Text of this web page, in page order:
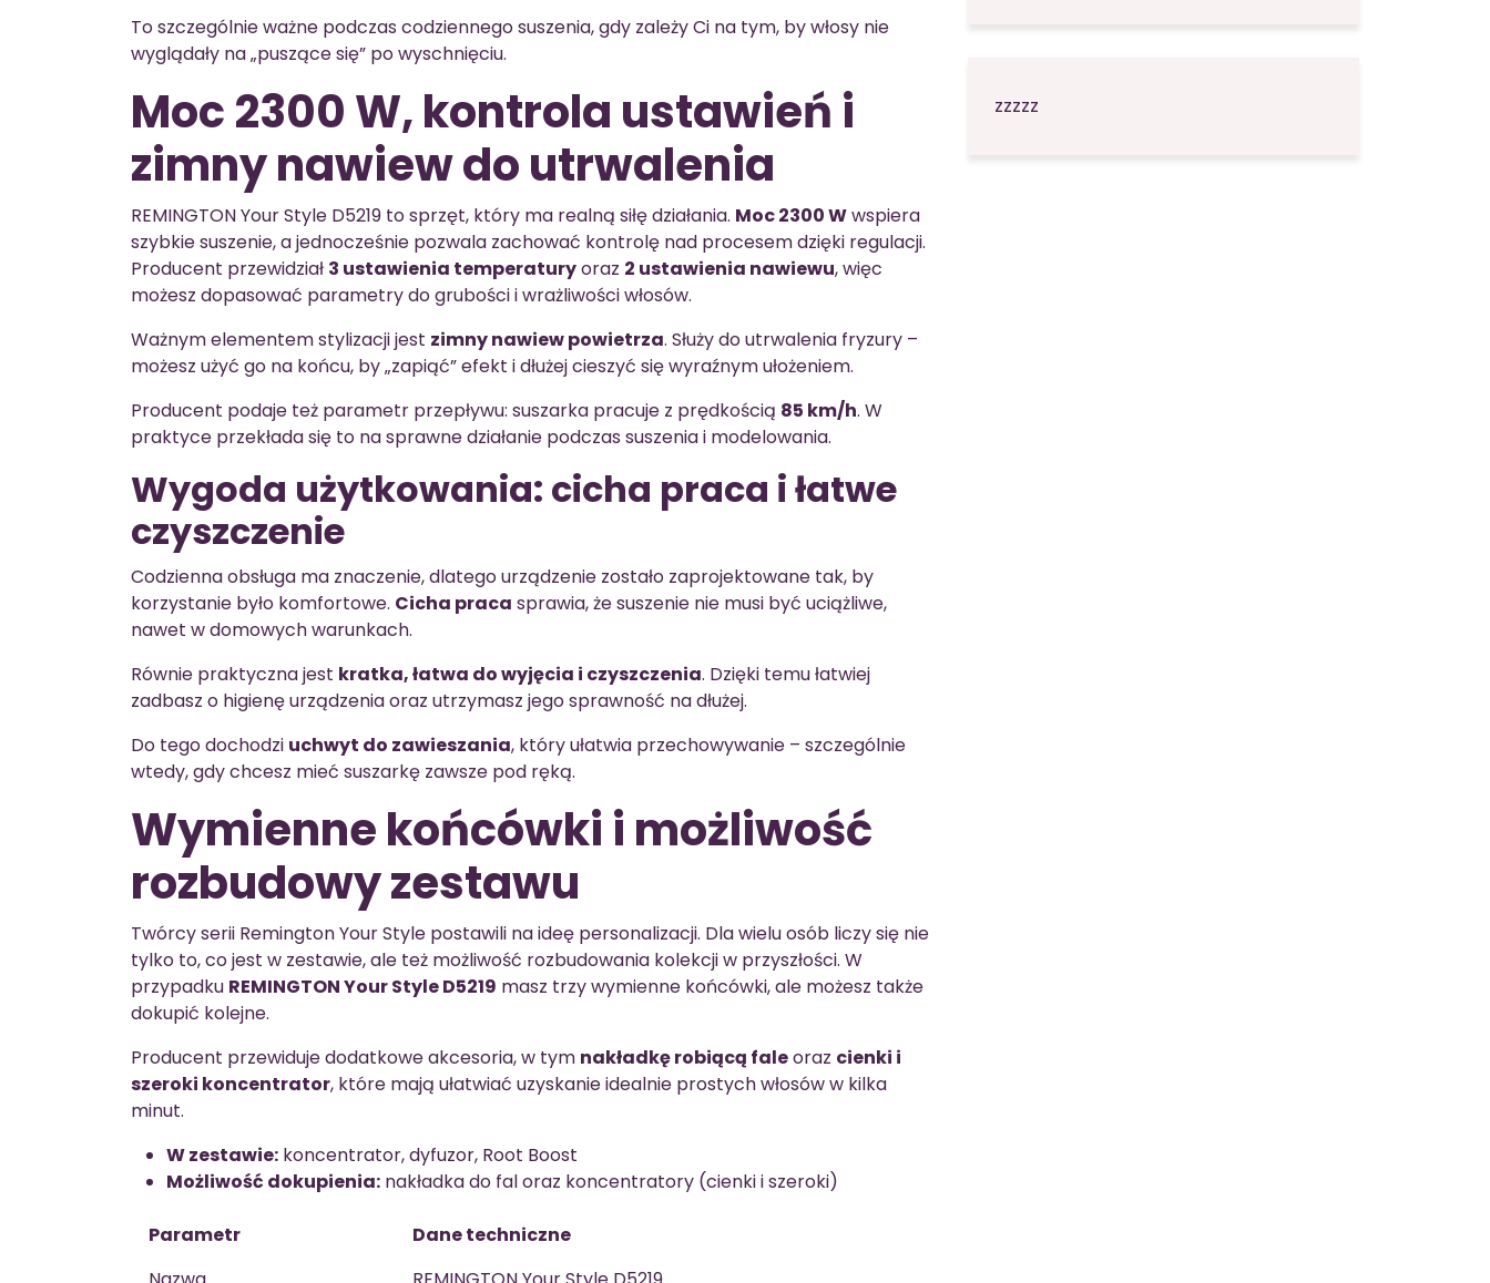
To szczególnie ważne podczas codziennego suszenia, gdy zależy Ci na tym, by włosy nie
wyglądały na „puszące się” po wyschnięciu.
Moc 2300 W, kontrola ustawień i
zimny nawiew do utrwalenia
REMINGTON Your Style D5219 to sprzęt, który ma realną siłę działania. Moc 2300 Wwspiera
szybkie suszenie, a jednocześnie pozwala zachować kontrolę nad procesem dzięki regulacji.
Producent przewidział 3 ustawienia temperaturyoraz 2 ustawienia nawiewu, więc
możesz dopasować parametry do grubości i wrażliwości włosów.
Ważnym elementem stylizacji jest zimny nawiew powietrza. Służy do utrwalenia fryzury –
możesz użyć go na końcu, by „zapiąć” efekt i dłużej cieszyć się wyraźnym ułożeniem.
Producent podaje też parametr przepływu: suszarka pracuje z prędkością 85 km/h. W
praktyce przekłada się to na sprawne działanie podczas suszenia i modelowania.
Wygoda użytkowania: cicha praca i łatwe
czyszczenie
Codzienna obsługa ma znaczenie, dlatego urządzenie zostało zaprojektowane tak, by
korzystanie było komfortowe. Cicha praca sprawia, że suszenie nie musi być uciążliwe,
nawet w domowych warunkach.
Równie praktyczna jest kratka, łatwa do wyjęcia i czyszczenia. Dzięki temu łatwiej
zadbasz o higienę urządzenia oraz utrzymasz jego sprawność na dłużej.
Do tego dochodzi uchwyt do zawieszania, który ułatwia przechowywanie – szczególnie
wtedy, gdy chcesz mieć suszarkę zawsze pod ręką.
Wymienne końcówki i możliwość
rozbudowy zestawu
Twórcy serii Remington Your Style postawili na ideę personalizacji. Dla wielu osób liczy się nie
tylko to, co jest w zestawie, ale też możliwość rozbudowania kolekcji w przyszłości. W
przypadku REMINGTON Your Style D5219 masz trzy wymienne końcówki, ale możesz także
dokupić kolejne.
Producent przewiduje dodatkowe akcesoria, w tym nakładkę robiącą faleoraz cienki i
szeroki koncentrator, które mają ułatwiać uzyskanie idealnie prostych włosów w kilka
minut.
W zestawie: koncentrator, dyfuzor, Root Boost
Możliwość dokupienia: nakładka do fal oraz koncentratory (cienki i szeroki)
Parametr
Dane techniczne
zzzzz